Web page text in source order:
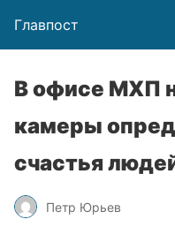
Главпост
В офисе МХП
камеры
счастья
Петр Юрьев